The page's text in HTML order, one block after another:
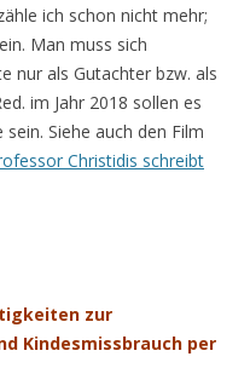
ich schon nicht mehr;
Man muss sich
nur als Gutachter bzw. als
im Jahr 2018 sollen es
Siehe auch den Film
Christidis schreibt
zur
Kindesmissbrauch per